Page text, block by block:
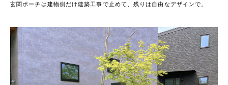
玄関ポーチは建物側だけ建築工事で止めて、残りは自由なデザインで。